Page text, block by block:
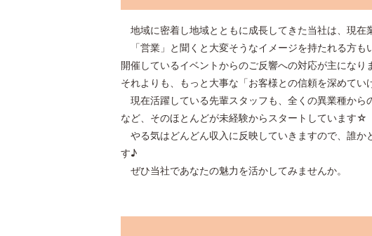
地域に密着し地域とともに成長してきた当社は、現
「営業」と聞くと大変そうなイメージを持たれる方も
開催しているイベントからのご反響への対応が主になり
それよりも、もっと大事な「お客様との信頼を深めてい
現在活躍している先輩スタッフも、全くの異業種か
など、そのほとんどが未経験からスタートしています☆
やる気はどんどん収入に反映していきますので、誰か
す♪
ぜひ当社であなたの魅力を活かしてみませんか。